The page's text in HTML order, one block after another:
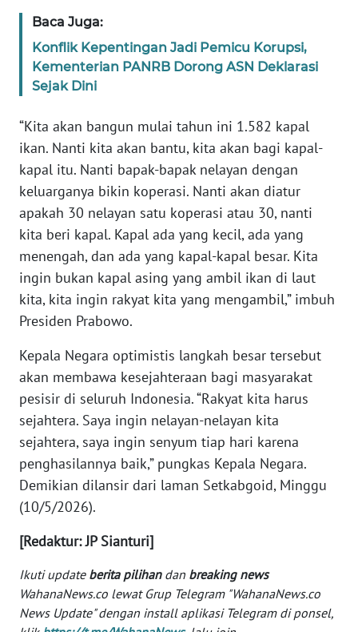
Baca Juga:
Konflik Kepentingan Jadi Pemicu Korupsi,
Kementerian PANRB Dorong ASN Deklarasi
Sejak Dini
“Kita akan bangun mulai tahun ini 1.582 kapal
ikan. Nanti kita akan bantu, kita akan bagi kapal-
kapal itu. Nanti bapak-bapak nelayan dengan
keluarganya bikin koperasi. Nanti akan diatur
apakah 30 nelayan satu koperasi atau 30, nanti
kita beri kapal. Kapal ada yang kecil, ada yang
menengah, dan ada yang kapal-kapal besar. Kita
ingin bukan kapal asing yang ambil ikan di laut
kita, kita ingin rakyat kita yang mengambil,” imbuh
Presiden Prabowo.
Kepala Negara optimistis langkah besar tersebut
akan membawa kesejahteraan bagi masyarakat
pesisir di seluruh Indonesia. “Rakyat kita harus
sejahtera. Saya ingin nelayan-nelayan kita
sejahtera, saya ingin senyum tiap hari karena
penghasilannya baik,” pungkas Kepala Negara.
Demikian dilansir dari laman Setkabgoid, Minggu
(10/5/2026).
[Redaktur: JP Sianturi]
Ikuti update berita pilihandan breaking news
WahanaNews.co lewat Grup Telegram "WahanaNews.co
News Update" dengan install aplikasi Telegram di ponsel,
PAPUA
BARAT
WN
WN
JAMBI
WN
SULTRA
WN
WN
SULTENG
WN
SULBAR
WN
BABEL
SUMBAR
WN